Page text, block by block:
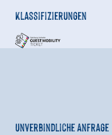
Klassifizierungen
Unverbindliche Anfrage